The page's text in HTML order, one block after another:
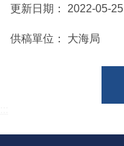
更新日期： 2022-05-25
供稿單位： 大海局